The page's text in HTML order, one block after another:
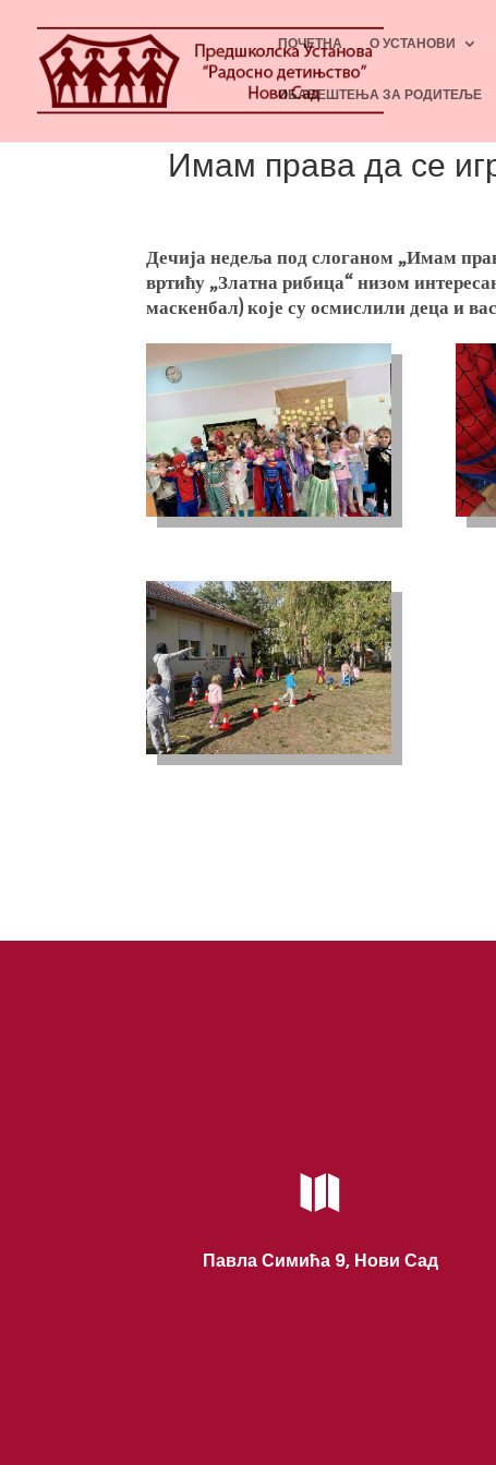
ПОЧЕТНА О УСТАНОВИ
ОБАВЕШТЕЊА ЗА РОДИТЕЉЕ
Имам права да се
Дечија недеља под слоганом „Имам
вртићу „Златна рибица“ низом
маскенбал) које су осмислили деца и

Павла Симића 9, Нови Сад